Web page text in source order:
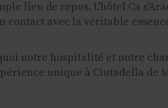
lieu de repos. L'hôtel Ca
contact avec la véritable
notre hospitalité et notre
unique à Ciutadella de